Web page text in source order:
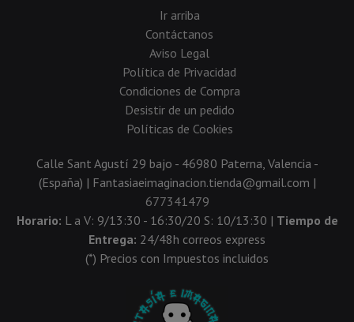
Ir arriba
Contáctanos
Aviso Legal
Política de Privacidad
Condiciones de Compra
Desistir de un pedido
Políticas de Cookies
Calle Sant Agustí 29 bajo - 46980 Paterna, Valencia -
(España) | Fantasiaeimaginacion.tienda@gmail.com |
677341479
Horario: L a V: 9/13:30 - 16:30/20 S: 10/13:30 | Tiempo de
Entrega: 24/48h correos express
(*) Precios con Impuestos incluidos